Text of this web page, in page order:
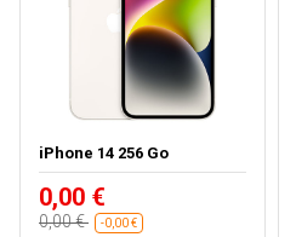
iPhone 14 256 Go
0,00 €
0,00 € -0,00 €